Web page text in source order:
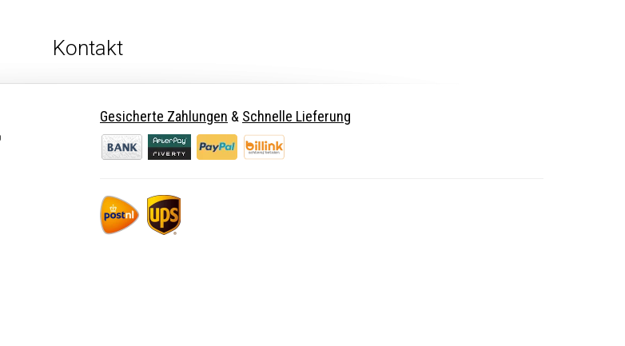
Kontakt
Gesicherte Zahlungen & Schnelle Lieferung